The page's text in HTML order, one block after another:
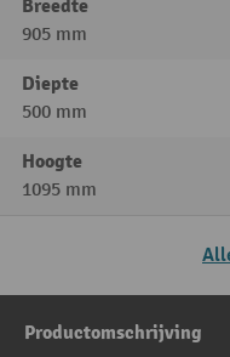
Breedte
905 mm
Diepte
500 mm
Hoogte
1095 mm
Productomschrijving